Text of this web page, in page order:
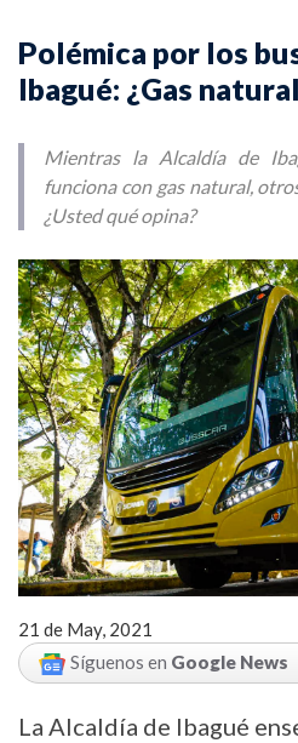
Polémica por los
Ibagué: ¿Gas
Mientras la Alcaldía de
funciona con gas natural,
¿Usted qué opina?
21 de May, 2021
Síguenos en Google News
La Alcaldía de Ibagué